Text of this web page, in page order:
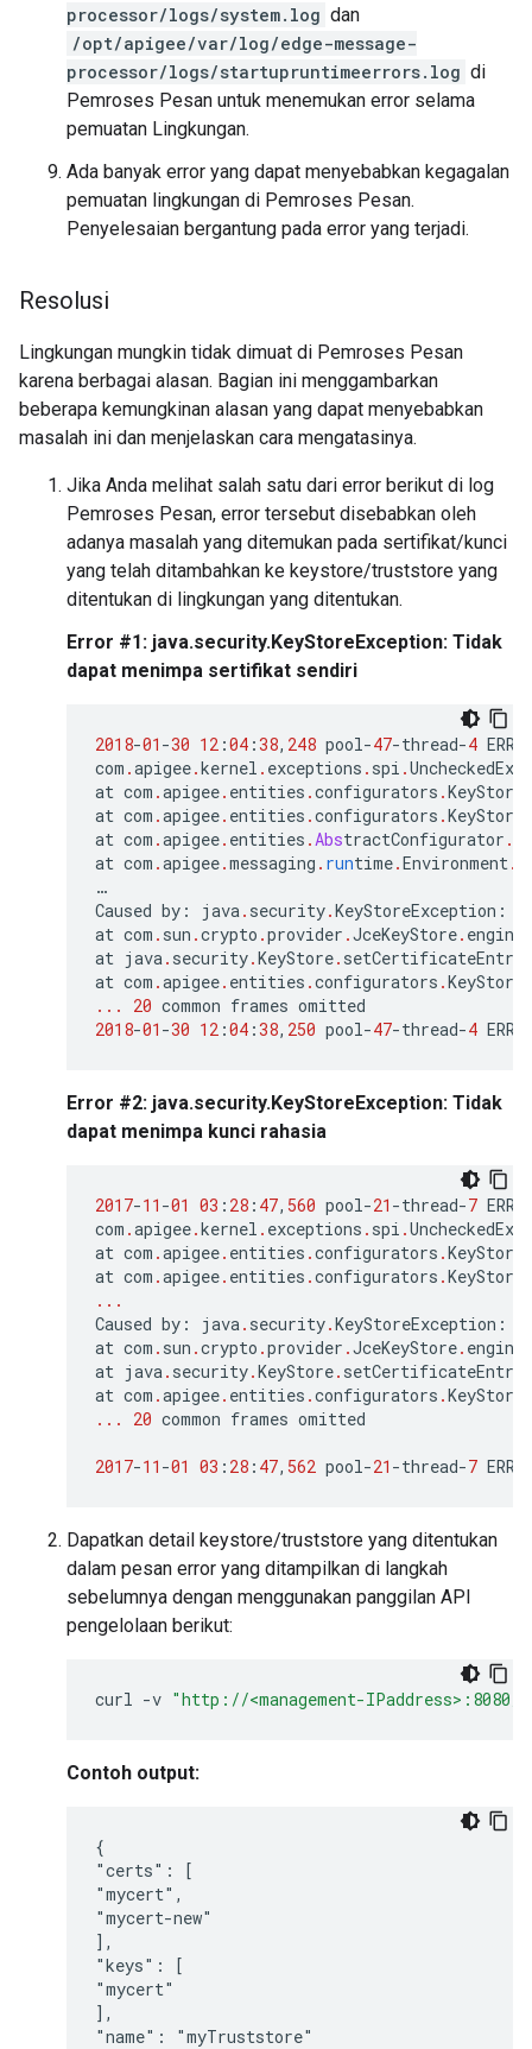
processor/logs/system.log dan
/opt/apigee/var/log/edge-message-
processor/logs/startupruntimeerrors.log di
Pemroses Pesan untuk menemukan error selama
pemuatan Lingkungan.
Ada banyak error yang dapat menyebabkan kegagalan
pemuatan lingkungan di Pemroses Pesan.
Penyelesaian bergantung pada error yang terjadi.
Resolusi
Lingkungan mungkin tidak dimuat di Pemroses Pesan
karena berbagai alasan. Bagian ini menggambarkan
beberapa kemungkinan alasan yang dapat menyebabkan
masalah ini dan menjelaskan cara mengatasinya.
Jika Anda melihat salah satu dari error berikut di log
Pemroses Pesan, error tersebut disebabkan oleh
adanya masalah yang ditemukan pada sertifikat/kunci
yang telah ditambahkan ke keystore/truststore yang
ditentukan di lingkungan yang ditentukan.
Error #1: java.security.KeyStoreException: Tidak
dapat menimpa sertifikat sendiri
2018-01 -30 12 :04 :38, 248 pool-47-thread-4
com .apigee.kernel . exceptions . spi .
at com .apigee. entities .configurators .KeyStore
at com .apigee. entities .configurators .KeyStore
at com .apigee. entities . AbstractConfigurator .
at com .apigee.messaging . runtime.Environment .
…
Caused by : java . security.KeyStoreException :
at com . sun .crypto .provider .JceKeyStore.
at java . security.KeyStore. setCertificateEntry
at com .apigee. entities .configurators .KeyStore
...
20 common frames omitted
2018-01 -30 12 :04 :38, 250 pool-47-thread-4
Error #2: java.security.KeyStoreException: Tidak
dapat menimpa kunci rahasia
2017-11 -01 03 : 28 : 47, 560 pool-21 -thread-7
com .apigee.kernel . exceptions . spi .
at com .apigee. entities .configurators .KeyStore
at com .apigee. entities .configurators .KeyStore
...
Caused by : java . security.KeyStoreException :
at com . sun .crypto .provider .JceKeyStore.
at java . security.KeyStore. setCertificateEntry
at com .apigee. entities .configurators .KeyStore
...
20 common frames omitted
2017-11 -01 03 : 28 : 47, 562 pool-21 -thread-7
Dapatkan detail keystore/truststore yang ditentukan
dalam pesan error yang ditampilkan di langkah
sebelumnya dengan menggunakan panggilan API
pengelolaan berikut:
curl -v "http://<management-
Contoh output:
{
"certs": [
"mycert",
"mycert-new"
],
"keys": [
"mycert"
],
"name": "myTruststore"